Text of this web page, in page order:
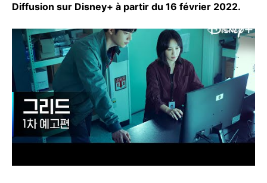
Diffusion sur Disney+ à partir du 16 février 2022.